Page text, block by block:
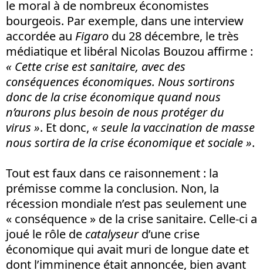
le moral à de nombreux économistes
bourgeois. Par exemple, dans une interview
accordée au Figaro du 28 décembre, le très
médiatique et libéral Nicolas Bouzou affirme :
« Cette crise est sanitaire, avec des
conséquences économiques. Nous sortirons
donc de la crise économique quand nous
n’aurons plus besoin de nous protéger du
virus ». Et donc, « seule la vaccination de masse
nous sortira de la crise économique et sociale ».
Tout est faux dans ce raisonnement : la
prémisse comme la conclusion. Non, la
récession mondiale n’est pas seulement une
« conséquence » de la crise sanitaire. Celle-ci a
joué le rôle de catalyseurd’une crise
économique qui avait muri de longue date et
dont l’imminence était annoncée, bien avant